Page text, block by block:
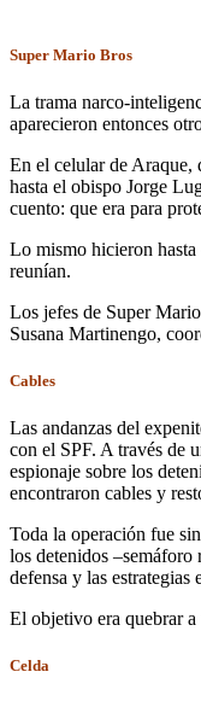
Super Mario Bros
La trama narco-
aparecieron entonces
En el celular de Araque,
hasta el obispo Jorge
cuento: que era para
Lo mismo hicieron
reunían.
Los jefes de Super
Susana Martinengo,
Cables
Las andanzas del
con el SPF. A través de
espionaje sobre los
encontraron cables y
Toda la operación fue
los detenidos –semáforo
defensa y las estrategias
El objetivo era quebrar a
Celda